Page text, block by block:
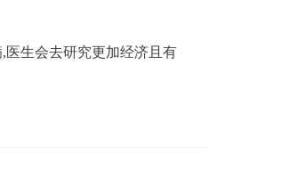
医生会去研究更加经济且有